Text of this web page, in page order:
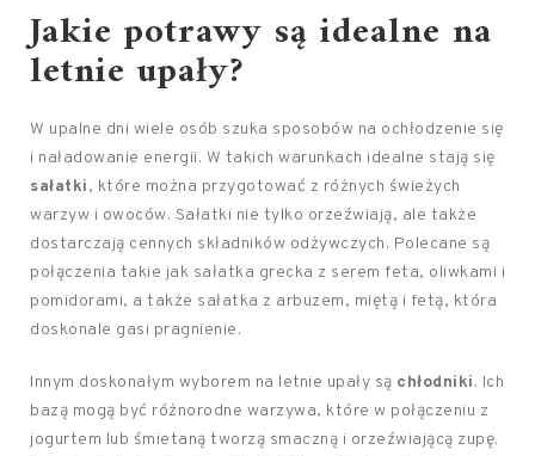
Jakie potrawy są idealne na
letnie upały?
W upalne dni wiele osób szuka sposobów na ochłodzenie się
i naładowanie energii. W takich warunkach idealne stają się
sałatki, które można przygotować z różnych świeżych
warzyw i owoców. Sałatki nie tylko orzeźwiają, ale także
dostarczają cennych składników odżywczych. Polecane są
połączenia takie jak sałatka grecka z serem feta, oliwkami i
pomidorami, a także sałatka z arbuzem, miętą i fetą, która
doskonale gasi pragnienie.
Innym doskonałym wyborem na letnie upały są chłodniki. Ich
bazą mogą być różnorodne warzywa, które w połączeniu z
jogurtem lub śmietaną tworzą smaczną i orzeźwiającą zupę.